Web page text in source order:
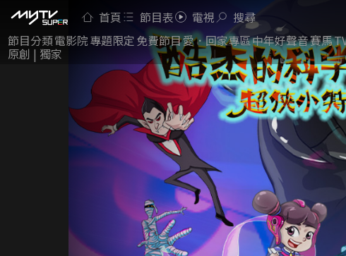
首頁 節目表 電視
搜尋
節目分類電影院專題限定 免費節目愛．回家專區中年好聲音賽馬
原創 | 獨家